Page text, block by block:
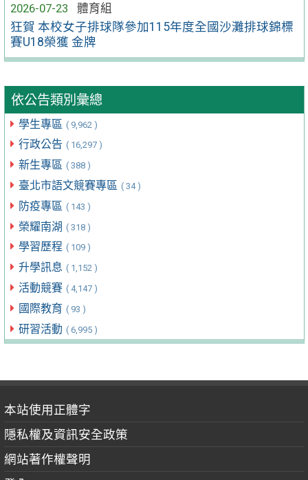
2026-07-23
體育組
狂賀 本校女子排球隊參加115年度全國沙灘排球錦標
賽U18榮獲 金牌
依公告類別彙總
學生專區 ( 9,962 )
行政公告 ( 16,297 )
新生專區 ( 388 )
臺北市語文競賽專區 ( 34 )
防疫專區 ( 143 )
榮耀南湖 ( 318 )
學習歷程 ( 109 )
升學訊息 ( 1,152 )
活動競賽 ( 4,147 )
國際教育 ( 93 )
研習活動 ( 6,995 )
本站使用正體字
隱私權及資訊安全政策
網站著作權聲明